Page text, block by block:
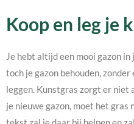
Koop en leg je
Je hebt altijd een mooi gazon
toch je gazon behouden,
leggen. Kunstgras zorgt er niet
je nieuwe gazon, moet het